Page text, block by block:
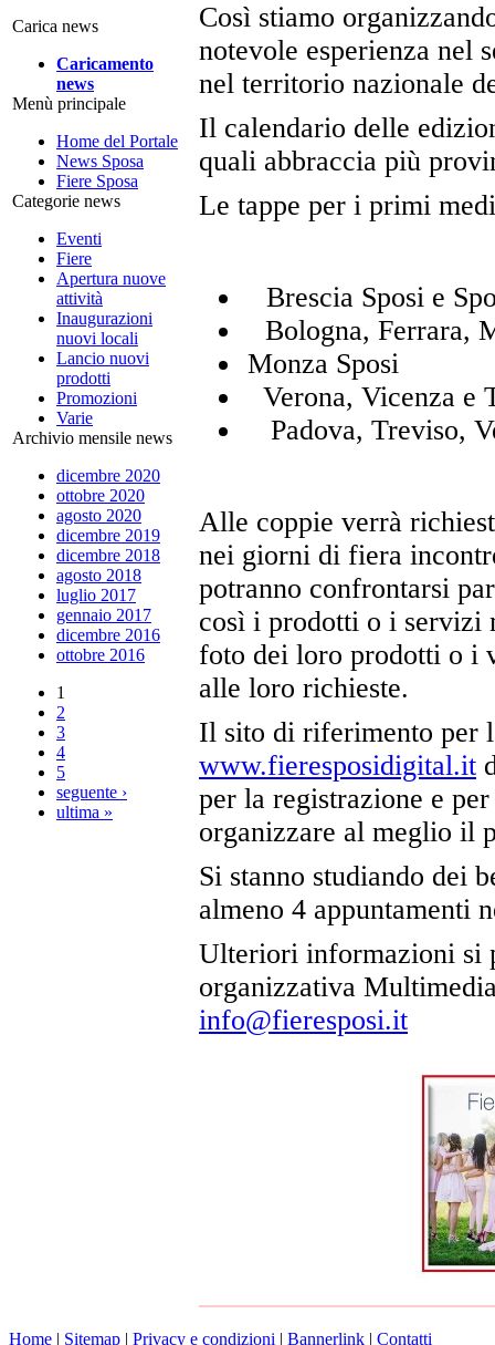
Carica news
Caricamento
news
Menù principale
Home del Portale
News Sposa
Fiere Sposa
Categorie news
Eventi
Fiere
Apertura nuove
attività
Inaugurazioni
nuovi locali
Lancio nuovi
prodotti
Promozioni
Varie
Archivio mensile news
dicembre 2020
ottobre 2020
agosto 2020
dicembre 2019
dicembre 2018
agosto 2018
luglio 2017
gennaio 2017
dicembre 2016
ottobre 2016
1
2
3
4
5
seguente ›
ultima »
Così stiamo
notevole esperienza nel
nel territorio nazionale
Il calendario delle
quali abbraccia più
Le tappe per i primi
Brescia Sposi
Bologna,
Monza
Verona,
Padova,
Alle coppie verrà
nei giorni di fiera
potranno confrontarsi
così i prodotti o i servizi
foto dei loro prodotti o i
alle loro richieste.
Il sito di riferimento per
www.fieresposidigital.it
per la registrazione e
organizzare al meglio il
Si stanno studiando dei
almeno 4 appuntamenti
Ulteriori informazioni si
organizzativa
info@fieresposi.it
Home | Sitemap | Privacy e condizioni | Bannerlink | Contatti